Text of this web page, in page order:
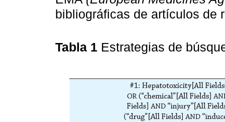
bibliográficas de artículos de
Tabla 1 Estrategias de